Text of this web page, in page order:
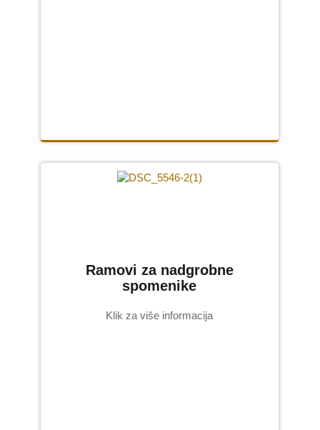
Ramovi za nadgrobne
spomenike
Klik za više informacija